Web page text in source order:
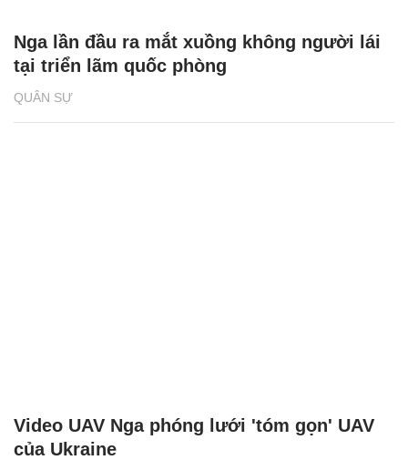
QUÂN SỰ
Nga lần đầu ra mắt xuồng không người lái
tại triển lãm quốc phòng
Video UAV Nga phóng lưới 'tóm gọn' UAV
của Ukraine